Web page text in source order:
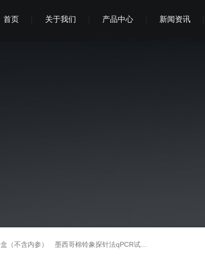
首页 关于我们 产品中心 新闻资讯
（不含内参） 墨西哥棉铃象探针法qPCR试剂盒（不含内参）